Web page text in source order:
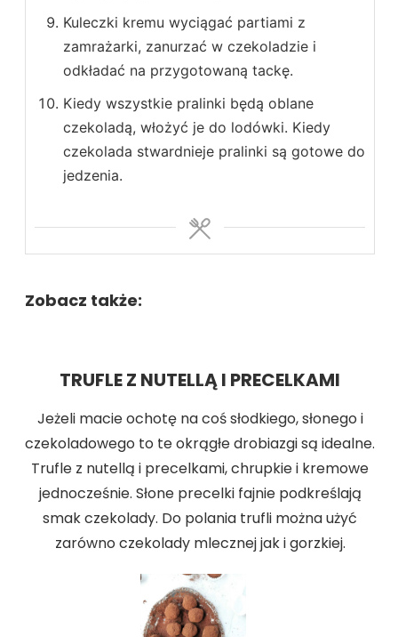
Kuleczki kremu wyciągać partiami z
zamrażarki, zanurzać w czekoladzie i
odkładać na przygotowaną tackę.
Kiedy wszystkie pralinki będą oblane
czekoladą, włożyć je do lodówki. Kiedy
czekolada stwardnieje pralinki są gotowe do
jedzenia.
Zobacz także:
TRUFLE Z NUTELLĄ I PRECELKAMI
Jeżeli macie ochotę na coś słodkiego, słonego i
czekoladowego to te okrągłe drobiazgi są idealne.
Trufle z nutellą i precelkami, chrupkie i kremowe
jednocześnie. Słone precelki fajnie podkreślają
smak czekolady. Do polania trufli można użyć
zarówno czekolady mlecznej jak i gorzkiej.